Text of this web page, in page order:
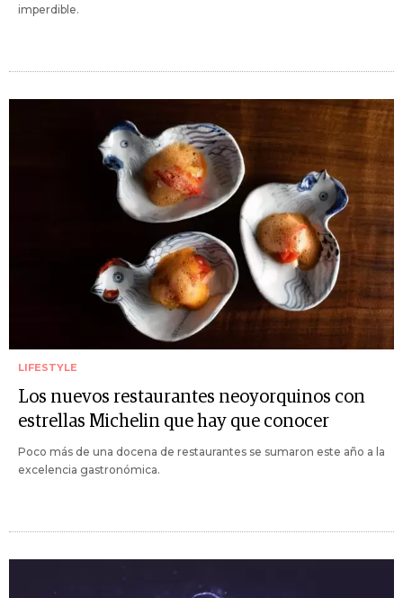
imperdible.
LIFESTYLE
Los nuevos restaurantes neoyorquinos con
estrellas Michelin que hay que conocer
Poco más de una docena de restaurantes se sumaron este año a la
excelencia gastronómica.